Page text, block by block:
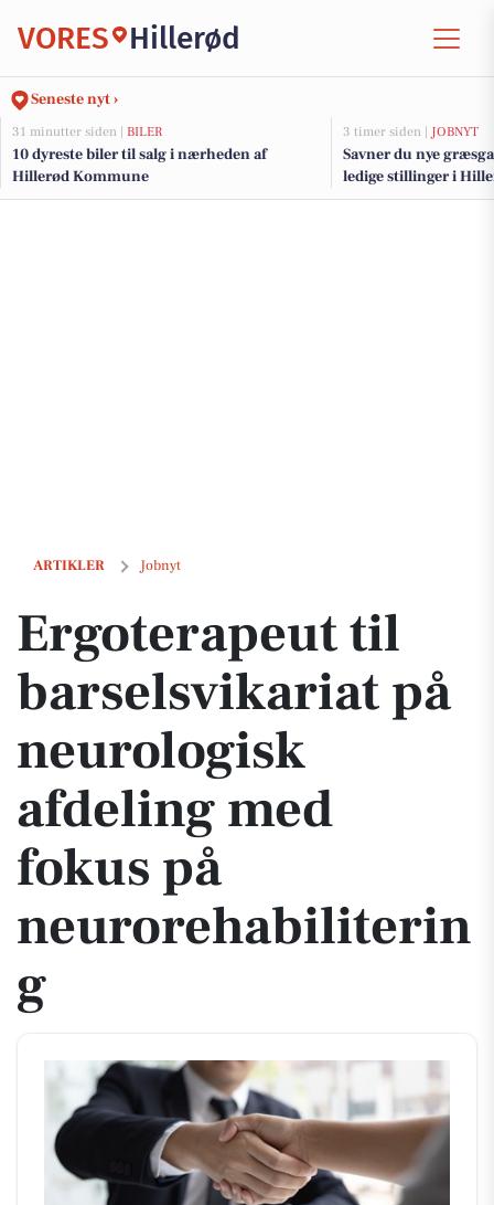
VORES Hillerød
Seneste nyt ›
31 minutter siden | BILER
10 dyreste biler til salg i nærheden af
Hillerød Kommune
3 timer siden | JOBNYT
Savner du nye
ledige stillinger i
ARTIKLER Jobnyt
Ergoterapeut til barselsvikariat på neurologisk afdeling med fokus
Ergoterapeut til
barselsvikariat på
neurologisk
afdeling med
fokus på
neurorehabiliterin
g